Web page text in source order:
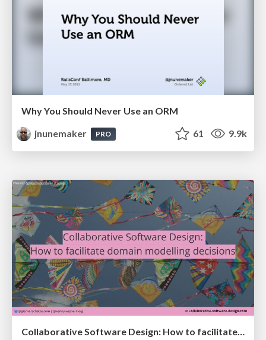
Why You Should Never Use an ORM
jnunemaker
PRO 61 9.9k
Collaborative Software Design: How to facilitate domain modelling decisions